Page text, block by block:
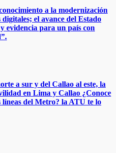
a la modernización
el avance del Estado
evidencia para un país con
a sur y del Callao al este, la
en Lima y Callao ¿Conoce
líneas del Metro? la ATU te lo